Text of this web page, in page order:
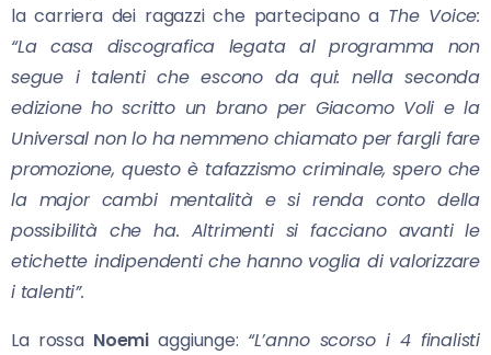
la carriera dei ragazzi che partecipano a The Voice:
“Lacasa discografica legata al programma non
segue i talenti che escono da qui: nella seconda
edizione ho scritto un brano per Giacomo Voli e la
Universal non lo ha nemmeno chiamato per fargli fare
promozione, questo è tafazzismo criminale, spero che
la major cambi mentalità e si renda conto della
possibilità che ha. Altrimenti si facciano avanti le
etichette indipendenti che hanno voglia di valorizzare
i talenti”.
La rossa Noemi aggiunge: “L’anno scorso i 4 finalisti